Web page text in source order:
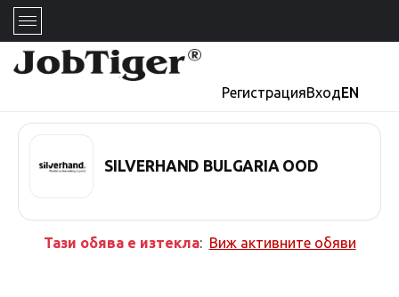
РегистрацияВходEN
SILVERHAND BULGARIA OOD
Тази обява е изтекла: Виж активните обяви